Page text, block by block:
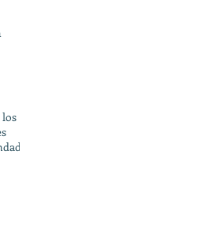
los